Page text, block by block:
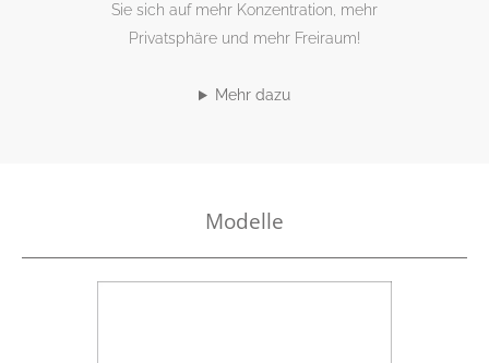
Sie sich auf mehr Konzentration, mehr
Privatsphäre und mehr Freiraum!
Mehr dazu
Modelle